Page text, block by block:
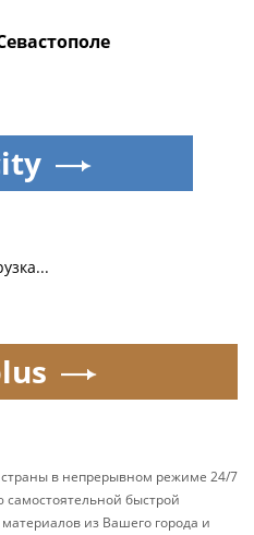
страны в непрерывном режиме 24/7
быстрой
из Вашего города и